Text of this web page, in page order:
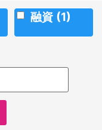
融資 (1)